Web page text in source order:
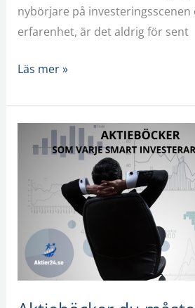
nybörjare på investeringsscenen
erfarenhet, är det aldrig för sent
Läs mer »
Aktieböcker
läsa
för
att
bli